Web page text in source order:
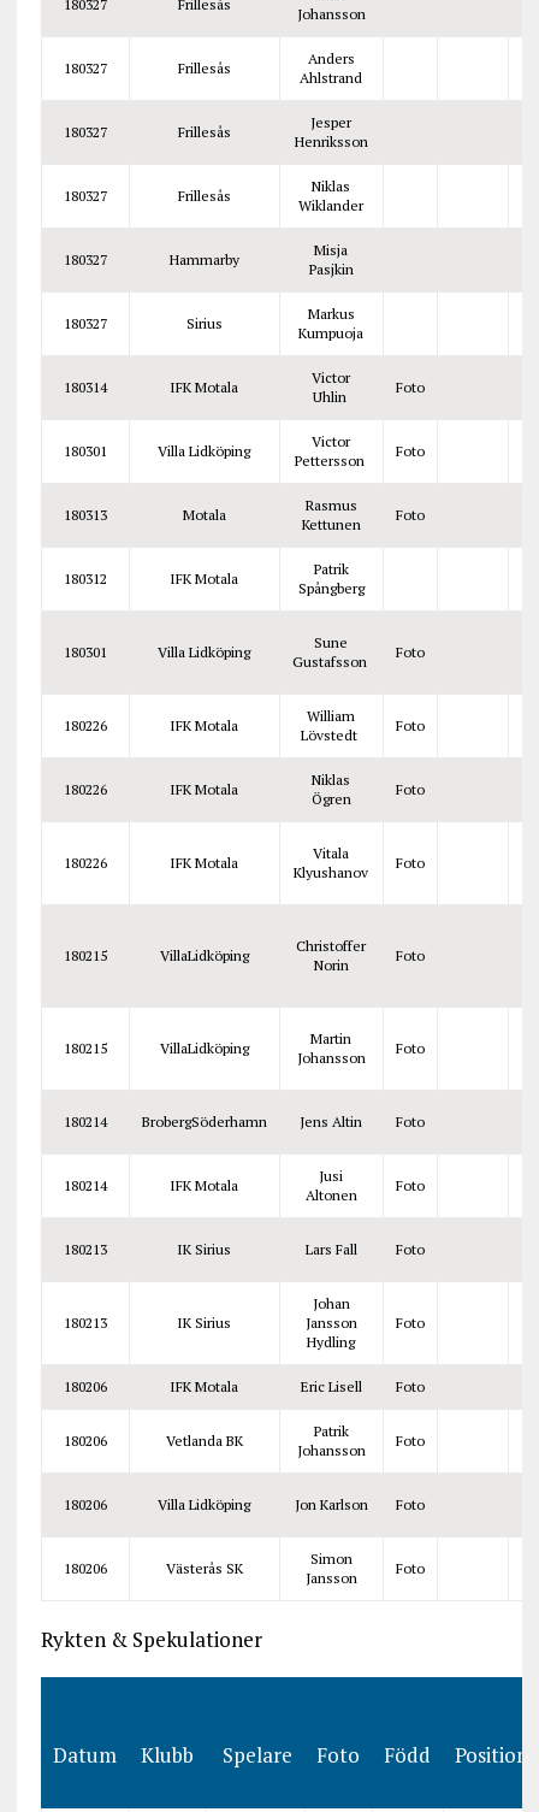
180327 Frillesås
Johansson
180327 Frillesås
Anders
Ahlstrand
180327 Frillesås
Jesper
Henriksson
180327 Frillesås
Niklas
Wiklander
180327 Hammarby
Misja
Pasjkin
180327 Sirius
Markus
Kumpuoja
180314 IFK Motala
Victor
Uhlin
Foto
180301 Villa Lidköping
Victor
Pettersson
Foto
180313 Motala
Rasmus
Kettunen
Foto
180312 IFK Motala
Patrik
Spångberg
180301 Villa Lidköping
Sune
Gustafsson
Foto
180226 IFK Motala
William
Lövstedt
Foto
180226 IFK Motala
Niklas
Ögren
Foto
180226 IFK Motala
Vitala
Klyushanov
Foto
180215 VillaLidköping
Christoffer
Norin
Foto
180215 VillaLidköping
Martin
Johansson
Foto
180214 BrobergSöderhamn Jens Altin Foto
180214 IFK Motala
Jusi
Altonen
Foto
180213 IK Sirius Lars Fall Foto
180213 IK Sirius
Johan
Jansson
Hydling
Foto
180206 IFK Motala Eric Lisell Foto
180206 Vetlanda BK
Patrik
Johansson
Foto
180206 Villa Lidköping Jon Karlson Foto
180206 Västerås SK
Simon
Jansson
Foto
Rykten & Spekulationer
Datum
Klubb Spelare Foto Född Position